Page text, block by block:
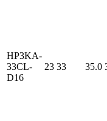
HP3KA-
33CL-
D16
23 33 35.0